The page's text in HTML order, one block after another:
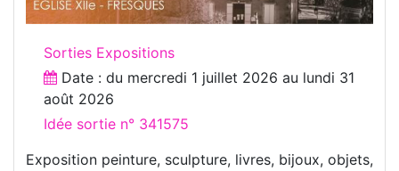
Sorties Expositions
Date : du mercredi 1 juillet 2026 au lundi 31
août 2026
Idée sortie n° 341575
Exposition peinture, sculpture, livres, bijoux, objets,